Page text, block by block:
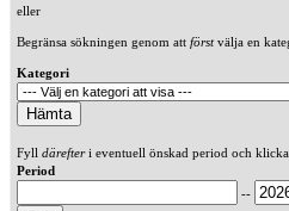
eller
Begränsa sökningen genom att förstvälja en
Kategori
Fyll därefteri eventuell önskad period och klicka
Period
--